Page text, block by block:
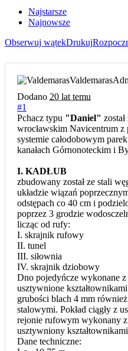
Najstarsze
Najnowsze
Obserwuj wątekDrukuj
Valdemaras
Dodano 20 lat temu
#1
Pchacz typu "Daniel"
wrocławskim Navicentrum z
systemie całodobowym
kanałach Górnonoteckim i
I. KADŁUB
zbudowany został ze stali
układzie wiązań
odstępach co 40 cm i
poprzez 3 grodzie
licząc od rufy:
I. skrajnik rufowy
II. tunel
III. siłownia
IV. skrajnik dziobowy
Dno pojedyńcze wykonane
usztywnione
grubości blach 4 mm
stalowymi. Pokład ciągły z
rejonie rufowym wykonany
usztywniony
Dane techniczne: